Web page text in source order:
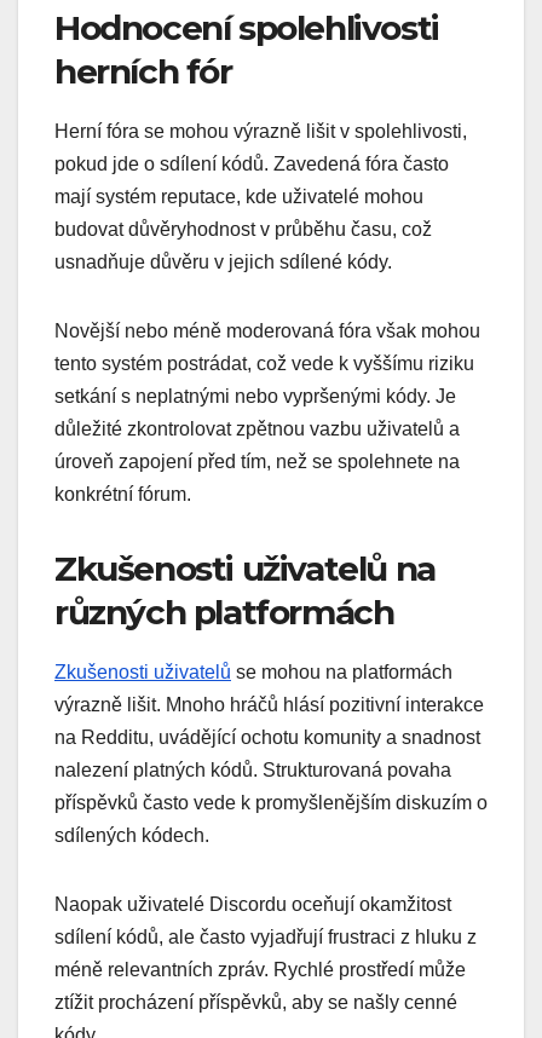
Hodnocení spolehlivosti
herních fór
Herní fóra se mohou výrazně lišit v spolehlivosti,
pokud jde o sdílení kódů. Zavedená fóra často
mají systém reputace, kde uživatelé mohou
budovat důvěryhodnost v průběhu času, což
usnadňuje důvěru v jejich sdílené kódy.
Novější nebo méně moderovaná fóra však mohou
tento systém postrádat, což vede k vyššímu riziku
setkání s neplatnými nebo vypršenými kódy. Je
důležité zkontrolovat zpětnou vazbu uživatelů a
úroveň zapojení před tím, než se spolehnete na
konkrétní fórum.
Zkušenosti uživatelů na
různých platformách
Zkušenosti uživatelů se mohou na platformách
výrazně lišit. Mnoho hráčů hlásí pozitivní interakce
na Redditu, uvádějící ochotu komunity a snadnost
nalezení platných kódů. Strukturovaná povaha
příspěvků často vede k promyšlenějším diskuzím o
sdílených kódech.
Naopak uživatelé Discordu oceňují okamžitost
sdílení kódů, ale často vyjadřují frustraci z hluku z
méně relevantních zpráv. Rychlé prostředí může
ztížit procházení příspěvků, aby se našly cenné